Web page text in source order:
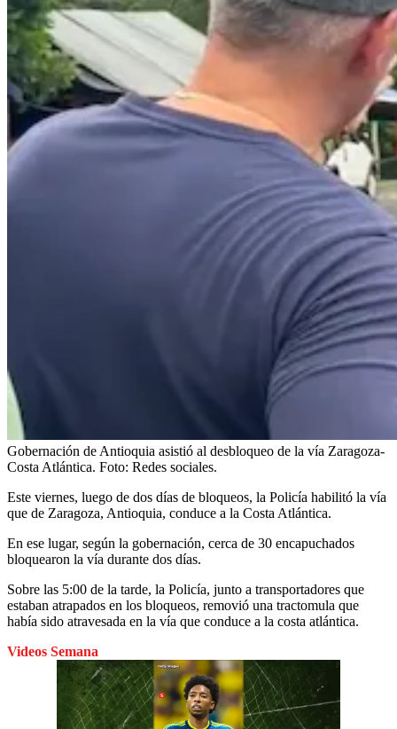
Gobernación de Antioquia asistió al desbloqueo de la vía Zaragoza-
Costa Atlántica. Foto: Redes sociales.
Este viernes, luego de dos días de bloqueos, la Policía habilitó la vía
que de Zaragoza, Antioquia, conduce a la Costa Atlántica.
En ese lugar, según la gobernación, cerca de 30 encapuchados
bloquearon la vía durante dos días.
Sobre las 5:00 de la tarde, la Policía, junto a transportadores que
estaban atrapados en los bloqueos, removió una tractomula que
había sido atravesada en la vía que conduce a la costa atlántica.
Videos Semana